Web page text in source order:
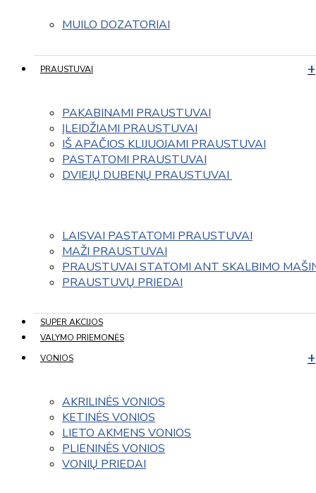
MUILO DOZATORIAI
PRAUSTUVAI
PAKABINAMI PRAUSTUVAI
ĮLEIDŽIAMI PRAUSTUVAI
IŠ APAČIOS KLIJUOJAMI PRAUSTUVAI
PASTATOMI PRAUSTUVAI
DVIEJŲ DUBENŲ PRAUSTUVAI
LAISVAI PASTATOMI PRAUSTUVAI
MAŽI PRAUSTUVAI
PRAUSTUVAI STATOMI ANT SKALBIMO
PRAUSTUVŲ PRIEDAI
SUPER AKCIJOS
VALYMO PRIEMONĖS
VONIOS
AKRILINĖS VONIOS
KETINĖS VONIOS
LIETO AKMENS VONIOS
PLIENINĖS VONIOS
VONIŲ PRIEDAI